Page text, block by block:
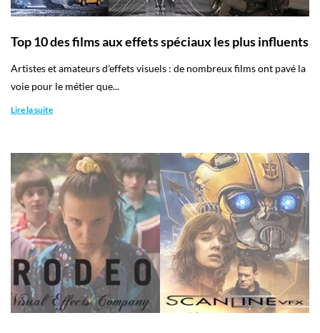
Top 10 des films aux effets spéciaux les plus influents
Artistes et amateurs d’effets visuels : de nombreux films ont pavé la
voie pour le métier que...
Lire la suite